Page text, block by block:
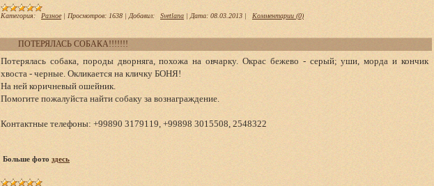
Категория: Разное | Просмотров: 1638 | Добавил: Svetlana | Дата: 08.03.2013 | Комментарии (0)
ПОТЕРЯЛАСЬ СОБАКА!!!!!!!
Потерялась собака, породы дворняга, похожа на овчарку. Окрас бежево - серый; уши, морда и кончик
хвоста - черные. Окликается на кличку БОНЯ!
На ней коричневый ошейник.
Помогите пожалуйста найти собаку за вознаграждение.
Контактные телефоны: +99890 3179119, +99898 3015508, 2548322
Больше фото здесь